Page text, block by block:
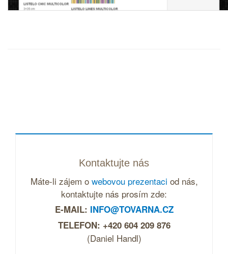
Kontaktujte nás
Máte-li zájem o webovou prezentaci od nás,
kontaktujte nás prosím zde:
E-MAIL: INFO@TOVARNA.CZ
TELEFON: +420 604 209 876
(Daniel Handl)